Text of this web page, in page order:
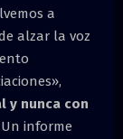
a
alzar la voz
y nunca con
Un informe